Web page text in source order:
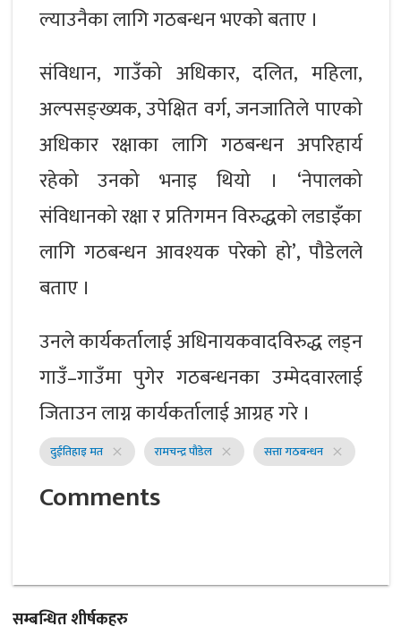
ल्याउनैका लागि गठबन्धन भएको बताए ।
संविधान, गाउँको अधिकार, दलित, महिला,
अल्पसङ्ख्यक, उपेक्षित वर्ग, जनजातिले पाएको
अधिकार रक्षाका लागि गठबन्धन अपरिहार्य
रहेको उनको भनाइ थियो । ‘नेपालको
संविधानको रक्षा र प्रतिगमन विरुद्धको लडाइँका
लागि गठबन्धन आवश्यक परेको हो’, पौडेलले
बताए ।
उनले कार्यकर्तालाई अधिनायकवादविरुद्ध लड्न
गाउँ–गाउँमा पुगेर गठबन्धनका उम्मेदवारलाई
जिताउन लाग्न कार्यकर्तालाई आग्रह गरे ।
दुईतिहाइ मत close रामचन्द्र पौडेल close सत्ता गठबन्धन close
Comments
सम्बन्धित शीर्षकहरु